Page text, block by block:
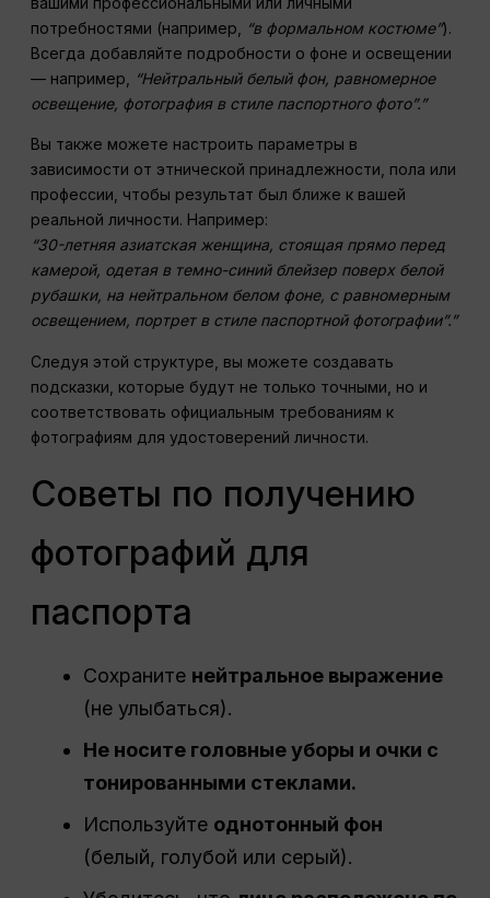
потребностями (например,
“в формальном костюме”).
Всегда добавляйте подробности о фоне и освещении
— например,
“Нейтральный белый фон, равномерное
освещение, фотография в стиле паспортного фото”.”
Вы также можете настроить параметры в
зависимости от этнической принадлежности, пола или
профессии, чтобы результат был ближе к вашей
реальной личности. Например:
“30-летняя азиатская женщина, стоящая прямо перед
камерой, одетая в темно-синий блейзер поверх белой
рубашки, на нейтральном белом фоне, с равномерным
освещением, портрет в стиле паспортной фотографии”.”
Следуя этой структуре, вы можете создавать
подсказки, которые будут не только точными, но и
соответствовать официальным требованиям к
фотографиям для удостоверений личности.
Советы по получению
фотографий для
паспорта
Сохраните нейтральное выражение
(не улыбаться).
Не носите головные уборы и очки с
тонированными стеклами.
Используйте однотонный фон
(белый, голубой или серый).